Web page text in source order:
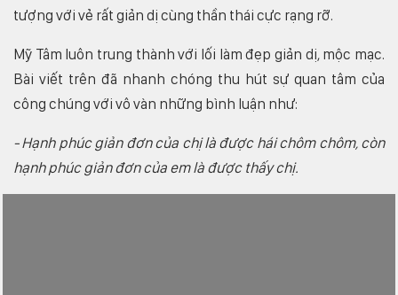
tượng với vẻ rất giản dị cùng thần thái cực rạng rỡ.
Mỹ Tâm luôn trung thành với lối làm đẹp giản dị, mộc mạc.
Bài viết trên đã nhanh chóng thu hút sự quan tâm của
công chúng với vô vàn những bình luận như:
- Hạnh phúc giản đơn của chị là được hái chôm chôm, còn
hạnh phúc giản đơn của em là được thấy chị.